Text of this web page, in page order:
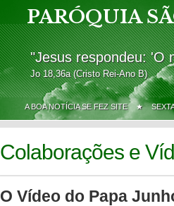
PARÓQUIA
"Jesus respondeu: 'O
Jo 18,36a (Cristo Rei-Ano B)
A BOA NOTÍCIA SE FEZ SITE ★
Colaborações e
O Vídeo do Papa